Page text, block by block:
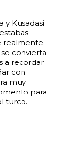
y Kusadasi
realmente
convierta
a recordar
con
muy
para
turco.